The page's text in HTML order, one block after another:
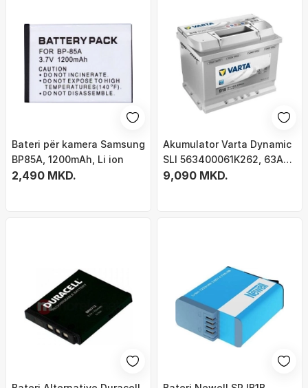
Bateri për kamera Samsung
BP85A, 1200mAh, Li ion
2,490 MKD.
Akumulator Varta Dynamic
SLI 563400061K262, 63Ah,
12V, 610A EN
9,090 MKD.